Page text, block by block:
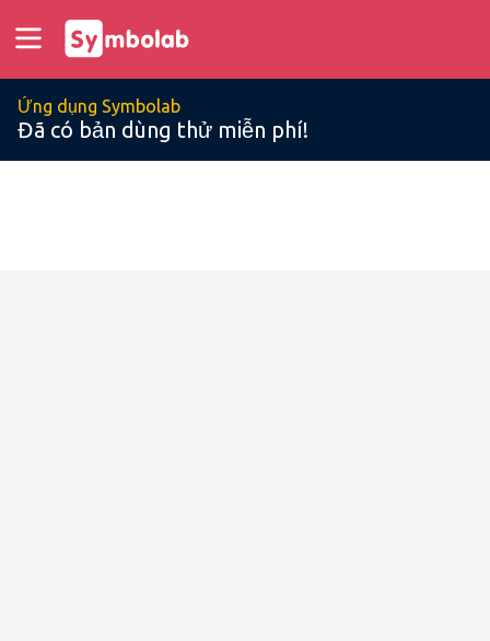
Ứng dụng Symbolab
Đã có bản dùng thử miễn phí!